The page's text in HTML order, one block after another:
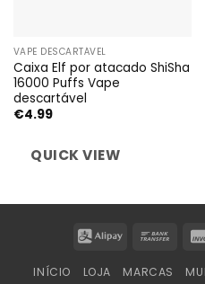
VAPE DESCARTÁVEL
Caixa Elf por atacado ShiSha
16000 Puffs Vape
descartável
€4.99
QUICK VIEW
Alipay
Bank
INÍCIO LOJA MARCAS